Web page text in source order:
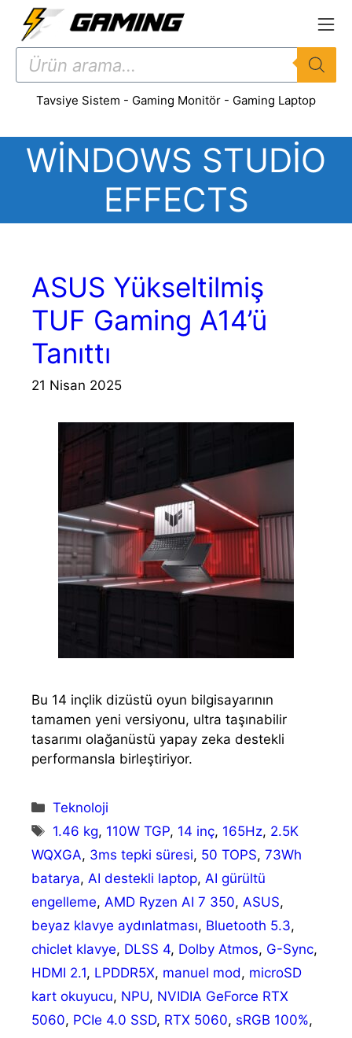
İçeriğe
Products
search
Tavsiye Sistem - Gaming Monitör - Gaming Laptop
WINDOWS STUDIO
EFFECTS
ASUS Yükseltilmiş
TUF Gaming A14’ü
Tanıttı
21 Nisan 2025
Bu 14 inçlik dizüstü oyun bilgisayarının
tamamen yeni versiyonu, ultra taşınabilir
tasarımı olağanüstü yapay zeka destekli
performansla birleştiriyor.
Kategoriler
Teknoloji
Etiketler
1.46 kg, 110W TGP, 14 inç, 165Hz, 2.5K
WQXGA, 3ms tepki süresi, 50 TOPS, 73Wh
batarya, AI destekli laptop, AI gürültü
engelleme, AMD Ryzen AI 7 350, ASUS,
beyaz klavye aydınlatması, Bluetooth 5.3,
chiclet klavye, DLSS 4, Dolby Atmos, G-Sync,
HDMI 2.1, LPDDR5X, manuel mod, microSD
kart okuyucu, NPU, NVIDIA GeForce RTX
5060, PCIe 4.0 SSD, RTX 5060, sRGB 100%,